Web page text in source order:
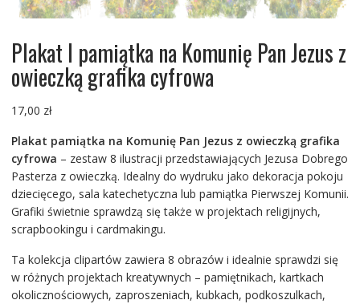
Plakat I pamiątka na Komunię Pan Jezus z
owieczką grafika cyfrowa
17,00 zł
Plakat pamiątka na Komunię Pan Jezus z owieczką grafika
cyfrowa – zestaw 8 ilustracji przedstawiających Jezusa Dobrego
Pasterza z owieczką. Idealny do wydruku jako dekoracja pokoju
dziecięcego, sala katechetyczna lub pamiątka Pierwszej Komunii.
Grafiki świetnie sprawdzą się także w projektach religijnych,
scrapbookingu i cardmakingu.
Ta kolekcja clipartów zawiera 8 obrazów i idealnie sprawdzi się
w różnych projektach kreatywnych – pamiętnikach, kartkach
okolicznościowych, zaproszeniach, kubkach, podkoszulkach,